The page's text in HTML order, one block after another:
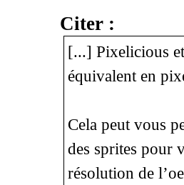
Citer :
[...] Pixelicious
équivalent en
Cela peut vous
des sprites pour
résolution de